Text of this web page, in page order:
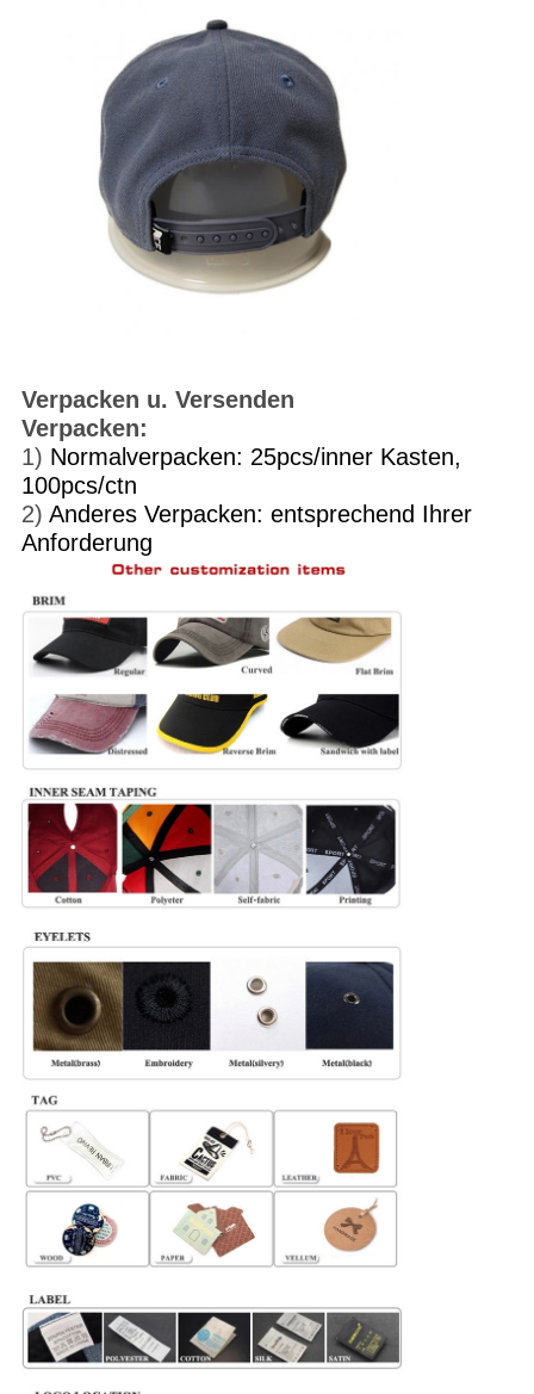
Verpacken u. Versenden
Verpacken:
1) Normalverpacken: 25pcs/inner Kasten,
100pcs/ctn
2) Anderes Verpacken: entsprechend Ihrer
Anforderung